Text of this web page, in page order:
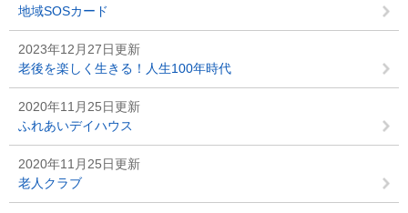
地域SOSカード
2023年12月27日更新
老後を楽しく生きる！人生100年時代
2020年11月25日更新
ふれあいデイハウス
2020年11月25日更新
老人クラブ